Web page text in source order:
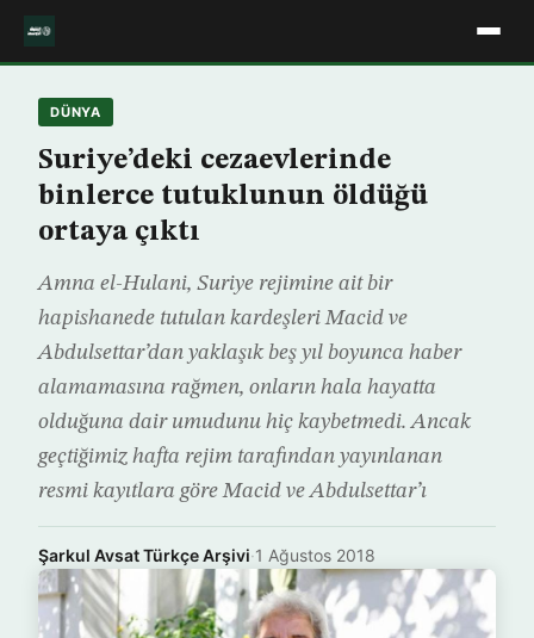
DÜNYA
Suriye’deki cezaevlerinde
binlerce tutuklunun öldüğü
ortaya çıktı
Amna el-Hulani, Suriye rejimine ait bir
hapishanede tutulan kardeşleri Macid ve
Abdulsettar’dan yaklaşık beş yıl boyunca haber
alamamasına rağmen, onların hala hayatta
olduğuna dair umudunu hiç kaybetmedi. Ancak
geçtiğimiz hafta rejim tarafından yayınlanan
resmi kayıtlara göre Macid ve Abdulsettar’ı
Şarkul Avsat Türkçe Arşivi·1 Ağustos 2018